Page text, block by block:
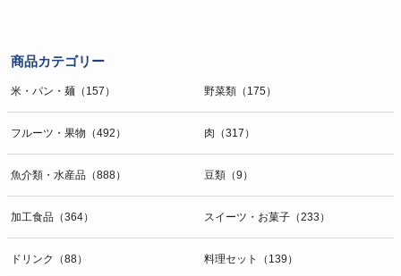
的の通知・開示・内容の訂正・追加または削除・利用の停止・消去お
よび第三者への提供の停止（「開示等」といいます。）に応じます。
g）本人が個人情報を与えることの任意性及び当該情報を与えなかっ
た場合に本人に生じる結果
個人情報の提供は任意と致しますが、当社が依頼する情報の提供がな
い場合、内容が正確でない場合はサービスの提供やご対応等に支障を
きたす可能性がございますのでご了承下さい。
スログ、Cookie（クッキー）等を用いて管理しています。これらに
商品カテゴリー
米・パン・麺（157） 野菜類（175）
フルーツ・果物（492） 肉（317）
魚介類・水産品（888） 豆類（9）
加工食品（364） スイーツ・お菓子（233）
ドリンク（88） 料理セット（139）